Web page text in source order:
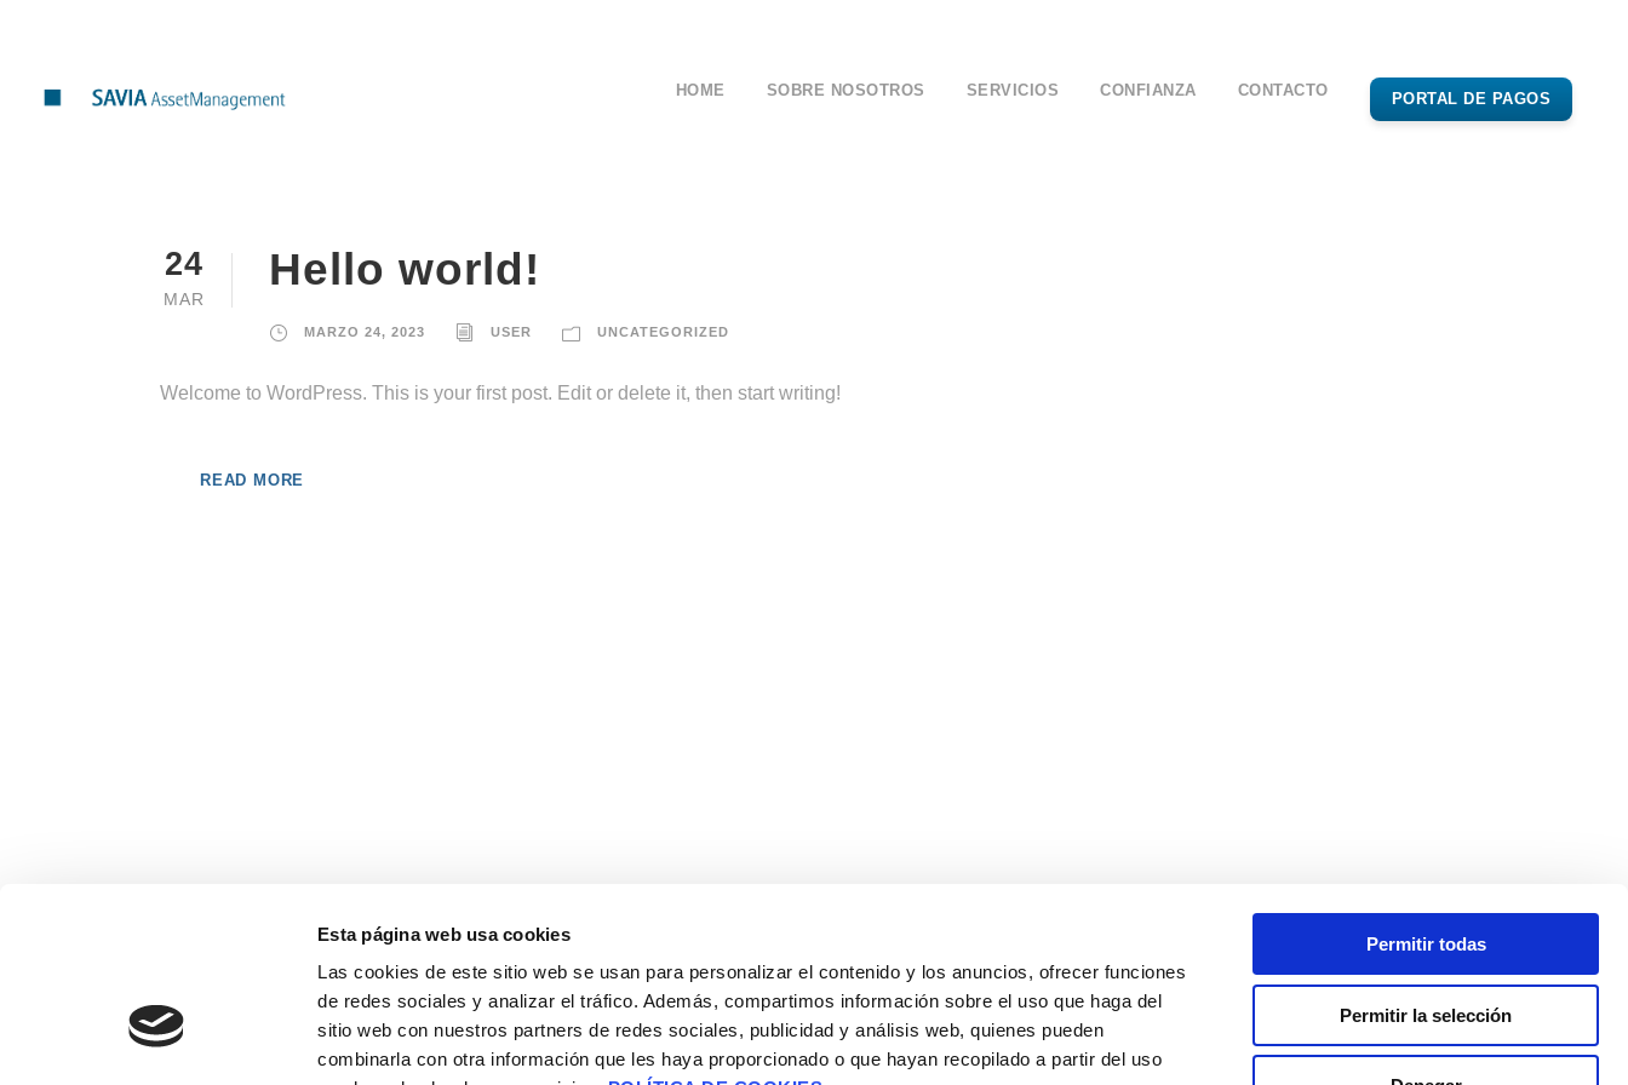
Esta página web usa cookies
Las cookies de este sitio web se usan para personalizar el contenido y los anuncios, ofrecer funciones
de redes sociales y analizar el tráfico. Además, compartimos información sobre el uso que haga del
sitio web con nuestros partners de redes sociales, publicidad y análisis web, quienes pueden
combinarla con otra información que les haya proporcionado o que hayan recopilado a partir del uso
Permitir todas
Permitir la selección
HOME SOBRE NOSOTROS SERVICIOS CONFIANZA CONTACTO PORTAL DE PAGOS
24
MAR
Hello world!
MARZO 24, 2023 USER UNCATEGORIZED
Welcome to WordPress. This is your first post. Edit or delete it, then start writing!
READ MORE